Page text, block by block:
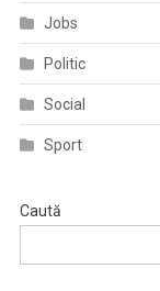
Jobs
Politic
Social
Sport
Caută